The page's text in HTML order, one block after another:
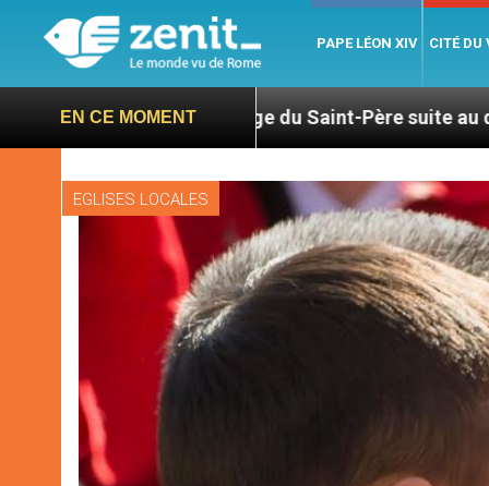
PAPE LÉON XIV CITÉ DU
EN CE MOMENT
Hommage du Saint-Père suite au décès du cardinal
EGLISES LOCALES